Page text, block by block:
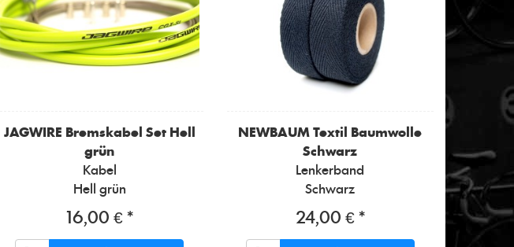
JAGWIRE Bremskabel Set Hell
grün
Kabel
Hell grün
16,00 € *
NEWBAUM Textil Baumwolle
Schwarz
Lenkerband
Schwarz
24,00 € *